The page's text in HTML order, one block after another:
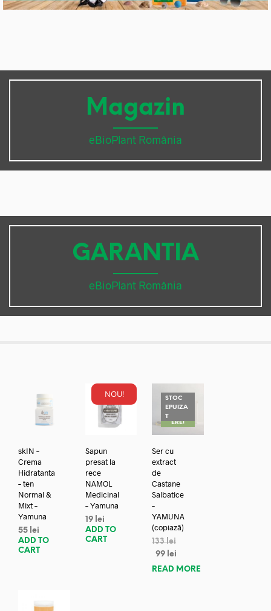
Magazin
eBioPlant România
GARANTIA
eBioPlant România
skIN –
Crema
Hidratanta
– ten
Normal &
Mixt –
Yamuna
55 lei
ADD TO
CART
NOU!
Sapun
presat la
rece
NAMOL
Medicinal
– Yamuna
19 lei
ADD TO
CART
STOC
EPUIZA
TREDUC
ERE!
Ser cu
extract
de
Castane
Salbatice
–
YAMUNA
(copiază)
133lei
99 lei
READ MORE